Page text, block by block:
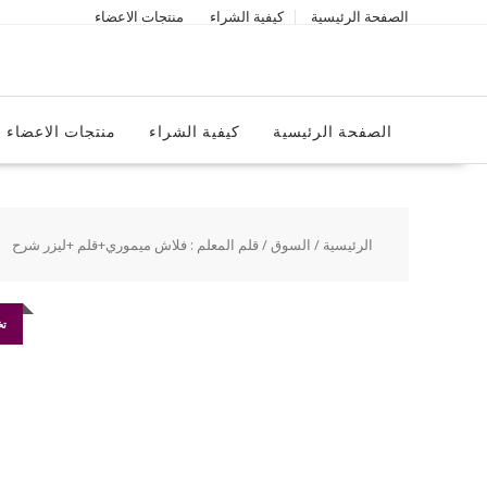
الصفحة الرئيسية كيفية الشراء منتجات الاعضاء
الصفحة الرئيسية كيفية الشراء منتجات الاعضاء
الرئيسية / السوق/ قلم المعلم : فلاش ميموري+قلم +ليزر شرح